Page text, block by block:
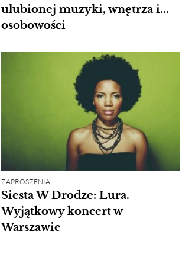
ulubionej muzyki, wnętrza i...
osobowości
ZAPROSZENIA
Siesta W Drodze: Lura.
Wyjątkowy koncert w
Warszawie